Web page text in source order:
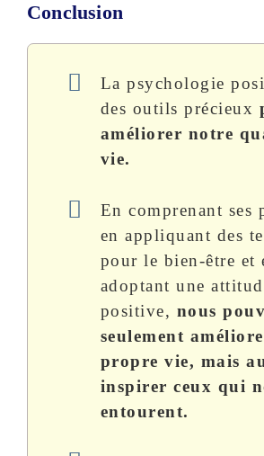
Conclusion
La psychologie
des outils précieux
améliorer notre
vie.
En comprenant ses
en appliquant des
pour le bien-être et
adoptant une
positive, nous
seulement
propre vie, mais
inspirer ceux qui
entourent.